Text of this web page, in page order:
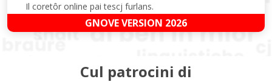
Il coretôr online pai tescj furlans.
GNOVE VERSION 2026
Cul patrocini di